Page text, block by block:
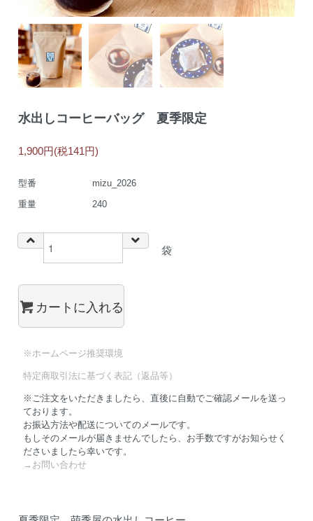
水出しコーヒーバッグ 夏季限定
1,900円(税141円)
型番
mizu_2026
重量
240
袋
カートに入れる
※ホームページ推奨環境
特定商取引法に基づく表記（返品等）
※ご注文をいただきましたら、直後に自動でご確認メールを送っ
ております。
お振込方法や配送についてのメールです。
もしそのメールが届きませんでしたら、お手数ですがお知らせく
ださいましたら幸いです。
→お問い合わせ